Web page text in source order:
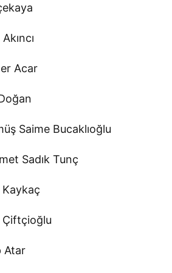
Acar
Saime Bucaklıoğlu
Sadık Tunç
Çiftçioğlu
Atar